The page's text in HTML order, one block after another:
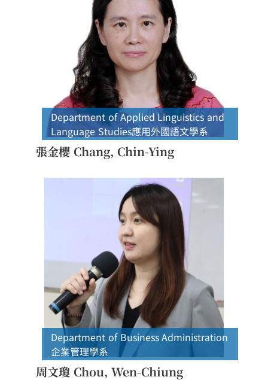
Department of Applied Linguistics and
Language Studies應用外國語文學系
張金櫻 Chang, Chin-Ying
Department of Business Administration
企業管理學系
周文瓊 Chou, Wen-Chiung